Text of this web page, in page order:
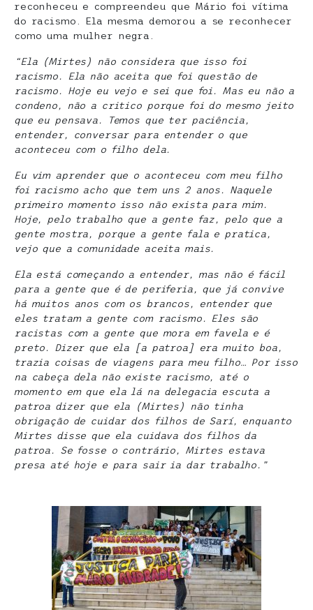
reconheceu e compreendeu que Mário foi vítima
do racismo. Ela mesma demorou a se reconhecer
como uma mulher negra.
“Ela (Mirtes) não considera que isso foi
racismo. Ela não aceita que foi questão de
racismo. Hoje eu vejo e sei que foi. Mas eu não a
condeno, não a critico porque foi do mesmo jeito
que eu pensava. Temos que ter paciência,
entender, conversar para entender o que
aconteceu com o filho dela.
Eu vim aprender que o aconteceu com meu filho
foi racismo acho que tem uns 2 anos. Naquele
primeiro momento isso não exista para mim.
Hoje, pelo trabalho que a gente faz, pelo que a
gente mostra, porque a gente fala e pratica,
vejo que a comunidade aceita mais.
Ela está começando a entender, mas não é fácil
para a gente que é de periferia, que já convive
há muitos anos com os brancos, entender que
eles tratam a gente com racismo. Eles são
racistas com a gente que mora em favela e é
preto. Dizer que ela [a patroa] era muito boa,
trazia coisas de viagens para meu filho… Por isso
na cabeça dela não existe racismo, até o
momento em que ela lá na delegacia escuta a
patroa dizer que ela (Mirtes) não tinha
obrigação de cuidar dos filhos de Sarí, enquanto
Mirtes disse que ela cuidava dos filhos da
patroa. Se fosse o contrário, Mirtes estava
presa até hoje e para sair ia dar trabalho.”